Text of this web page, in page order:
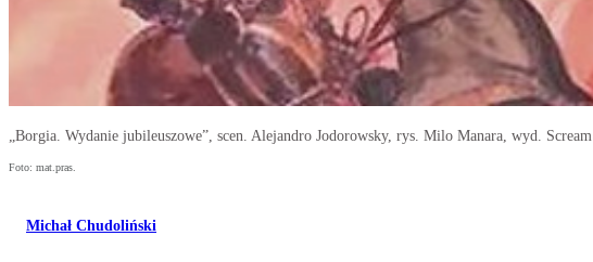
„Borgia. Wydanie jubileuszowe”, scen. Alejandro Jodorowsky, rys. Milo Manara, wyd. Scream
Foto: mat.pras.
Michał Chudoliński